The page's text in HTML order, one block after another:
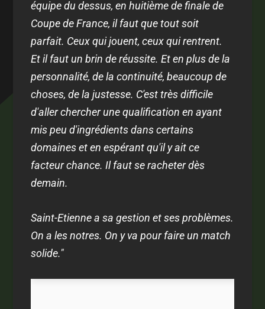
équipe du dessus, en huitième de finale de
Coupe de France, il faut que tout soit
parfait. Ceux qui jouent, ceux qui rentrent.
Et il faut un brin de réussite. Et en plus de la
personnalité, de la continuité, beaucoup de
choses, de la justesse. C'est très difficile
d'aller chercher une qualification en ayant
mis peu d'ingrédients dans certains
domaines et en espérant qu'il y ait ce
facteur chance. Il faut se racheter dès
demain.
Saint-Etienne a sa gestion et ses problèmes.
On a les notres. On y va pour faire un match
solide."